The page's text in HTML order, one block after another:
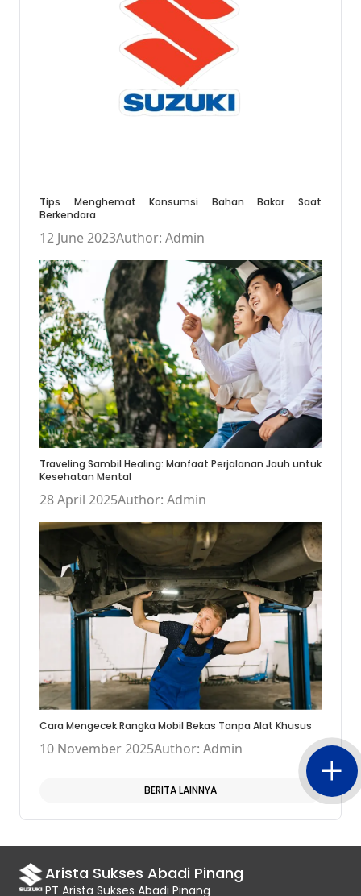
Tips Menghemat Konsumsi Bahan Bakar Saat
Berkendara
12 June 2023Author: Admin
Traveling Sambil Healing: Manfaat Perjalanan Jauh untuk
Kesehatan Mental
28 April 2025Author: Admin
Cara Mengecek Rangka Mobil Bekas Tanpa Alat Khusus
10 November 2025Author: Admin
BERITA LAINNYA
Arista Sukses Abadi Pinang
PT Arista Sukses Abadi Pinang